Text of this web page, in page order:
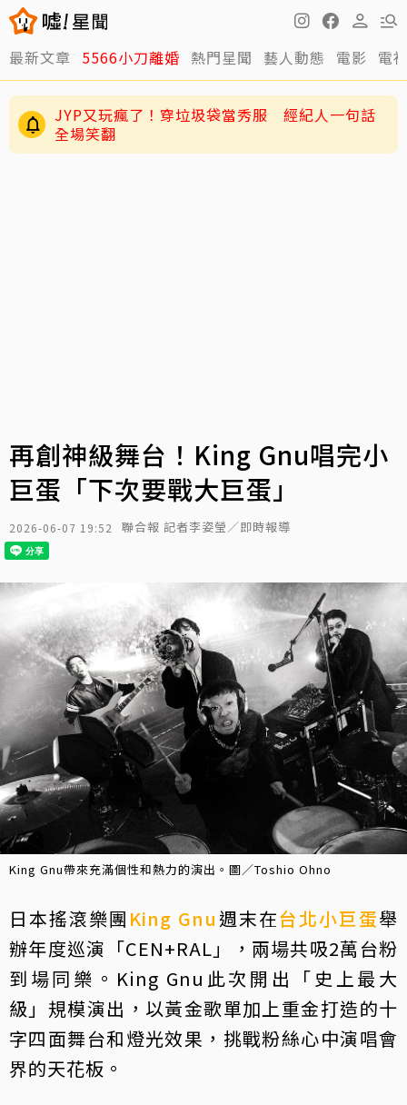
最新文章 5566小刀離婚 熱門星聞 藝人動態 電影 電
周董兒子Romeo變身「小小中醫」！昆凌驚爆8
歲兒會把脈
JYP又玩瘋了！穿垃圾袋當秀服 經紀人一句話
全場笑翻
再創神級舞台！King Gnu唱完小
巨蛋「下次要戰大巨蛋」
2026-06-07 19:52 聯合報 記者李姿瑩／即時報導
King Gnu帶來充滿個性和熱力的演出。圖／Toshio Ohno
日本搖滾樂團 King Gnu 週末在台北小巨蛋舉
辦年度巡演「CEN+RAL」，兩場共吸2萬台粉
到場同樂。King Gnu此次開出「史上最大
級」規模演出，以黃金歌單加上重金打造的十
字四面舞台和燈光效果，挑戰粉絲心中演唱會
界的天花板。